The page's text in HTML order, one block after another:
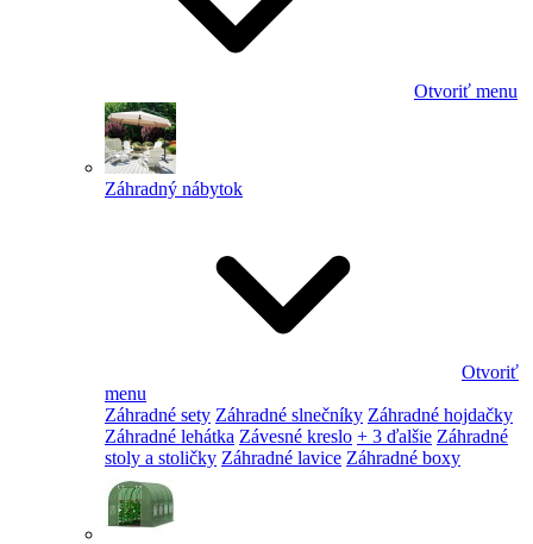
Otvoriť menu
Záhradný nábytok
Otvoriť
menu
Záhradné sety Záhradné slnečníky Záhradné hojdačky
Záhradné lehátka Závesné kreslo + 3 ďalšie Záhradné
stoly a stoličky Záhradné lavice Záhradné boxy